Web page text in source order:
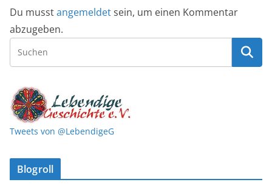
Du musstangemeldetsein, um einen Kommentar
abzugeben.
Tweets von @LebendigeG
Blogroll